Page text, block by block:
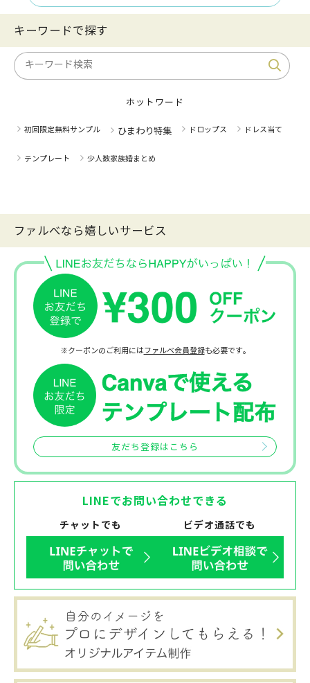
キーワードで探す
ホットワード
初回限定無料サンプル ひまわり特集 ドロップス ドレス当て
テンプレート 少人数家族婚まとめ
ファルべなら嬉しいサービス
※クーポンのご利用にはファルベ会員登録も必要です。
友だち登録はこちら
LINEでお問い合わせできる
チャットでも ビデオ通話でも